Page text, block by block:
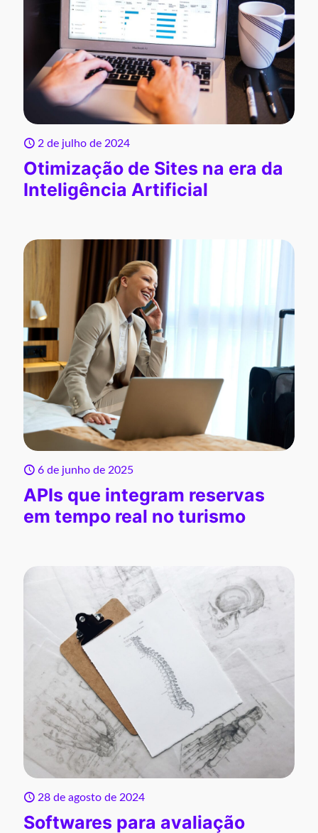
2 de julho de 2024
Otimização de Sites na era da
Inteligência Artificial
6 de junho de 2025
APIs que integram reservas
em tempo real no turismo
28 de agosto de 2024
Softwares para avaliação